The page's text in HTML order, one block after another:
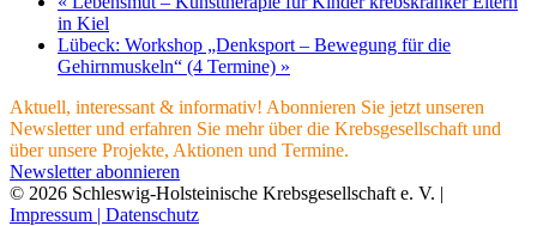
in Kiel
Lübeck: Workshop „Denksport – Bewegung für die
Gehirnmuskeln“ (4 Termine) »
Aktuell, interessant & informativ! Abonnieren Sie jetzt unseren
Newsletter und erfahren Sie mehr über die Krebsgesellschaft und
über unsere Projekte, Aktionen und Termine.
Newsletter abonnieren
© 2026 Schleswig-Holsteinische Krebsgesellschaft e. V. |
Impressum | Datenschutz